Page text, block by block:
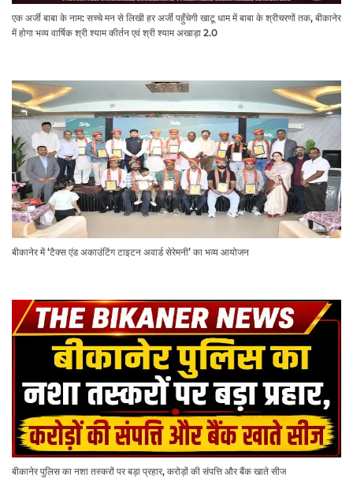
एक अर्जी बाबा के नाम: सच्चे मन से लिखी हर अर्जी पहुँचेगी खाटू धाम में बाबा के श्रीचरणों तक, बीकानेर
में होगा भव्य वार्षिक श्री श्याम कीर्तन एवं श्री श्याम अखाड़ा 2.0
बीकानेर में ‘टैक्स एंड अकाउंटिंग टाइटन अवार्ड सेरेमनी’ का भव्य आयोजन
बीकानेर पुलिस का नशा तस्करों पर बड़ा प्रहार, करोड़ों की संपत्ति और बैंक खाते सीज